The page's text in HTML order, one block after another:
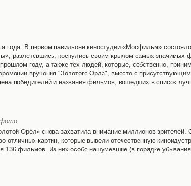
года. В первом павильоне киностудии «Мосфильм»
разлетевшись, коснулись своим крылом самых
году, а также тех людей, которые, собственно,
вручения "Золотого Орла", вместе с
победителей и названия фильмов, вошедших в список
фото
Орёл» снова захватила внимание миллионов зрителей.
отличных картин, которые вывели отечественную
136 фильмов. Из них особо нашумевшие (в порядке